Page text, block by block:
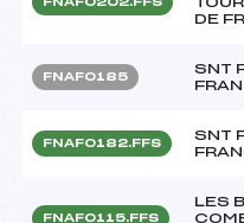
DE
FNAF0185
SNT
FNAF0182.FFS
SNT
FNAF0115.FFS
LES